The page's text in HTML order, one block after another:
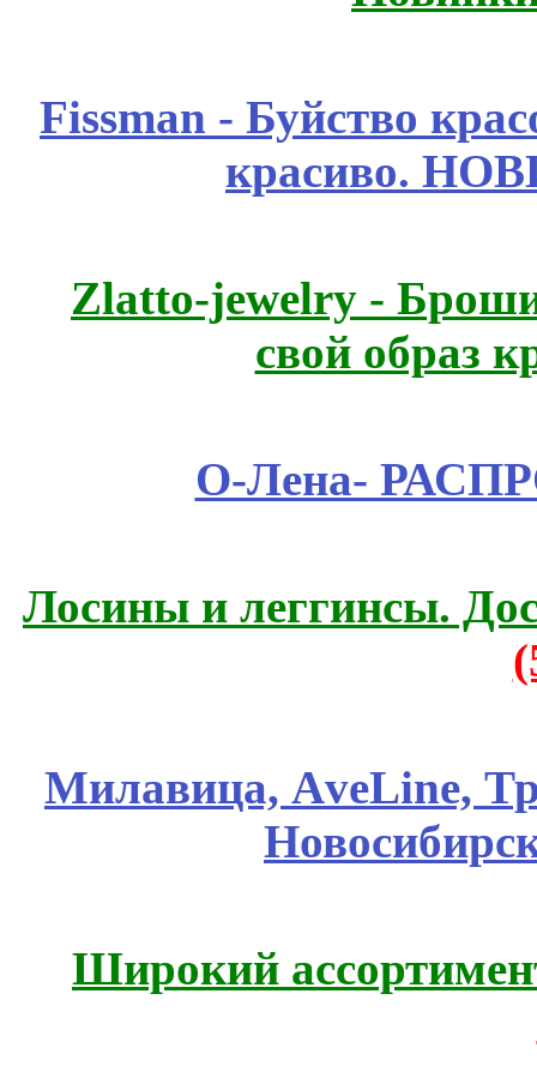
Fissmаn - Буйство
красиво.
Zlatto-jewelry -
свой образ
О-Лена-
Лосины и леггинсы.
Милавица, АveLine,
Широкий